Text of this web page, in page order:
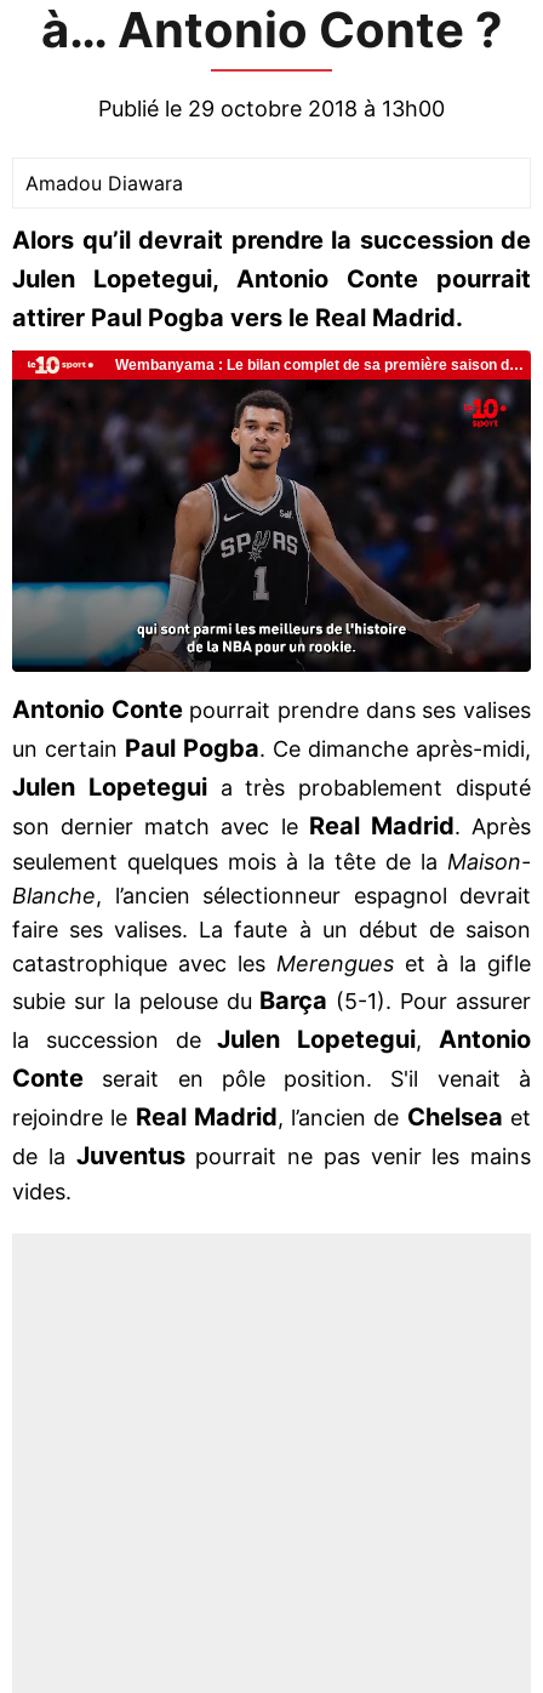
à… Antonio Conte ?
Publié le 29 octobre 2018 à 13h00
Amadou Diawara
Alors qu’il devrait prendre la succession de
Julen Lopetegui, Antonio Conte pourrait
attirer Paul Pogba vers le Real Madrid.
Antonio Contepourrait prendre dans ses valises
un certain Paul Pogba. Ce dimanche après-midi,
Julen Lopeteguia très probablement disputé
son dernier match avec le Real Madrid. Après
seulement quelques mois à la tête de la Maison-
Blanche, l’ancien sélectionneur espagnol devrait
faire ses valises. La faute à un début de saison
catastrophique avec les Merengues et à la gifle
subie sur la pelouse du Barça (5-1). Pour assurer
la succession deJulen Lopetegui, Antonio
Conte serait en pôle position. S'il venait à
rejoindre le Real Madrid, l’ancien de Chelsea et
de la Juventuspourrait ne pas venir les mains
vides.